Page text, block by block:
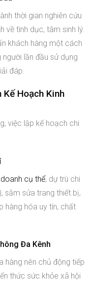
thời gian nghiên cứu
về tình dục, tâm sinh lý.
khách hàng một cách
người lần đầu sử dụng
đáp.
Kế Hoạch Kinh
việc lập kế hoạch chi
cụ thể, dự trù chi
sắm sửa trang thiết bị,
hàng hóa uy tín, chất
Đa Kênh
hàng nên chủ động tiếp
thức sức khỏe xã hội